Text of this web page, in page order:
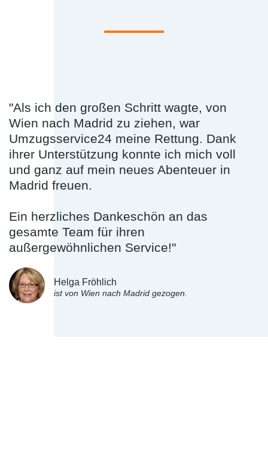
"Als ich den großen Schritt wagte, von
Wien nach Madrid zu ziehen, war
Umzugsservice24 meine Rettung. Dank
ihrer Unterstützung konnte ich mich voll
und ganz auf mein neues Abenteuer in
Madrid freuen.
Ein herzliches Dankeschön an das
gesamte Team für ihren
außergewöhnlichen Service!"
Helga Fröhlich
ist von Wien nach Madrid gezogen.